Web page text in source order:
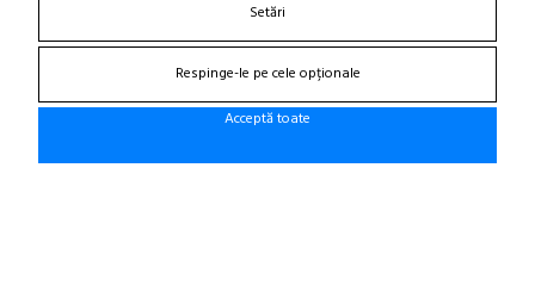
Setări
Respinge-le pe cele opționale
Acceptă toate
Suna la 0766 182 324, 0766 182 326
Craiova, Str. Calea Bucuresti, Bl A4, parter
(zona semafoare Institut)